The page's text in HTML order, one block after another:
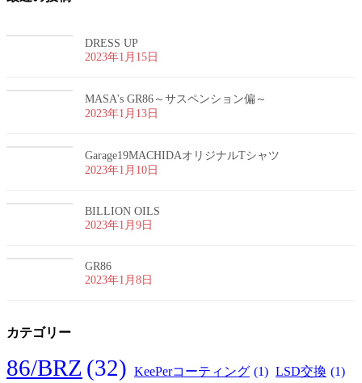
DRESS UP
2023年1月15日
MASA's GR86～サスペンション偏～
2023年1月13日
Garage19MACHIDAオリジナルTシャツ
2023年1月10日
BILLION OILS
2023年1月9日
GR86
2023年1月8日
カテゴリー
86/BRZ (32) KeePerコーティング (1) LSD交換 (1)